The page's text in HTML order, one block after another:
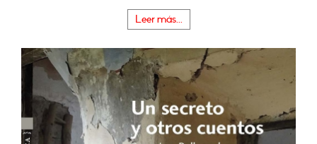
Leer más...